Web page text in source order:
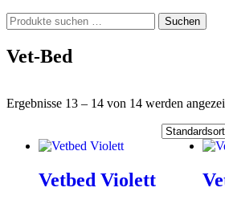
Suchen
nach:
Suchen
Vet-Bed
Ergebnisse 13 – 14 von 14 werden
Vetbed Violett